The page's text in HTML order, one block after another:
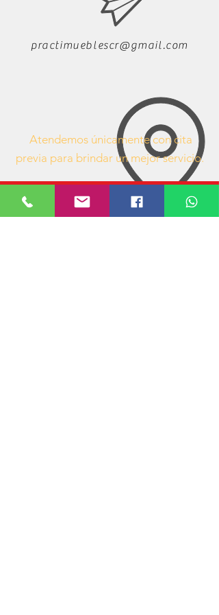
practimueblescr@gmail.com
Atendemos únicamente con cita
previa para brindar un mejor servicio.